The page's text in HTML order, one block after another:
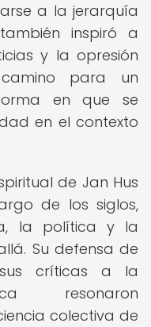
a la jerarquía
inspiró a
y la opresión
para un
en que se
en el contexto
de Jan Hus
de los siglos,
la política y la
Su defensa de
críticas a la
resonaron
colectiva de